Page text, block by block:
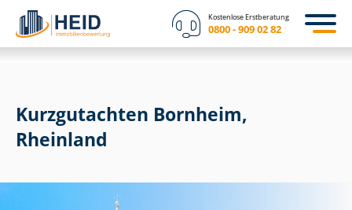
Kostenlose Erstberatung
0800 - 909 02 82
Kurzgutachten Bornheim,
Rheinland